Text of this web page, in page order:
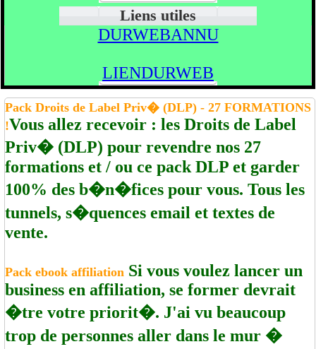
Liens utiles
DURWEBANNU
LIENDURWEB
Pack Droits de Label Priv� (DLP) - 27 FORMATIONS
!Vous allez recevoir : les Droits de Label
Priv� (DLP) pour revendre nos 27
formations et / ou ce pack DLP et garder
100% des b�n�fices pour vous. Tous les
tunnels, s�quences email et textes de
vente.
Pack ebook affiliation Si vous voulez lancer un
business en affiliation, se former devrait
�tre votre priorit�. J'ai vu beaucoup
trop de personnes aller dans le mur �